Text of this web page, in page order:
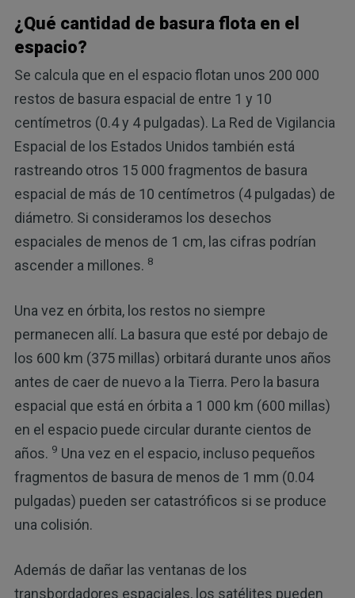
¿Qué cantidad de basura flota en el
espacio?
Se calcula que en el espacio flotan unos 200 000
restos de basura espacial de entre 1 y 10
centímetros (0.4 y 4 pulgadas). La Red de Vigilancia
Espacial de los Estados Unidos también está
rastreando otros 15 000 fragmentos de basura
espacial de más de 10 centímetros (4 pulgadas) de
diámetro. Si consideramos los desechos
espaciales de menos de 1 cm, las cifras podrían
ascender a millones. 8
Una vez en órbita, los restos no siempre
permanecen allí. La basura que esté por debajo de
los 600 km (375 millas) orbitará durante unos años
antes de caer de nuevo a la Tierra. Pero la basura
espacial que está en órbita a 1 000 km (600 millas)
en el espacio puede circular durante cientos de
años. 9 Una vez en el espacio, incluso pequeños
fragmentos de basura de menos de 1 mm (0.04
pulgadas) pueden ser catastróficos si se produce
una colisión.
Además de dañar las ventanas de los
transbordadores espaciales, los satélites pueden